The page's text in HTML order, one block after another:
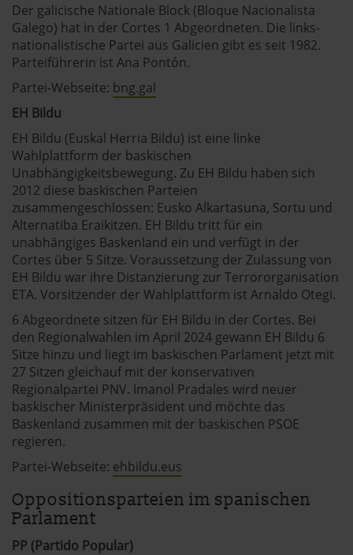
Der galicische Nationale Block (Bloque Nacionalista
Galego) hat in der Cortes 1 Abgeordneten. Die links-
nationalistische Partei aus Galicien gibt es seit 1982.
Parteiführerin ist Ana Pontón.
Partei-Webseite: bng.gal
EH Bildu
EH Bildu (Euskal Herria Bildu) ist eine linke
Wahlplattform der baskischen
Unabhängigkeitsbewegung. Zu EH Bildu haben sich
2012 diese baskischen Parteien
zusammengeschlossen: Eusko Alkartasuna, Sortu und
Alternatiba Eraikitzen. EH Bildu tritt für ein
unabhängiges Baskenland ein und verfügt in der
Cortes über 5 Sitze. Voraussetzung der Zulassung von
EH Bildu war ihre Distanzierung zur Terrororganisation
ETA. Vorsitzender der Wahlplattform ist Arnaldo Otegi.
6 Abgeordnete sitzen für EH Bildu in der Cortes. Bei
den Regionalwahlen im April 2024 gewann EH Bildu 6
Sitze hinzu und liegt im baskischen Parlament jetzt mit
27 Sitzen gleichauf mit der konservativen
Regionalpartei PNV. Imanol Pradales wird neuer
baskischer Ministerpräsident und möchte das
Baskenland zusammen mit der baskischen PSOE
regieren.
Partei-Webseite: ehbildu.eus
Oppositionsparteien im spanischen
Parlament
PP (Partido Popular)